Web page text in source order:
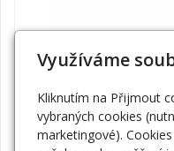
Satya Vonné
g
SKLADEM
Využíváme
Kliknutím na Přijmout
vybraných cookies
marketingové).